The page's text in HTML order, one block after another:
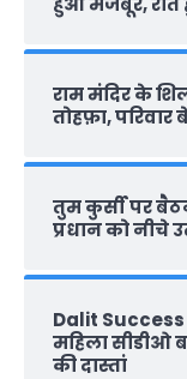
राम मंदिर के
तोहफ़ा,
तुम कुर्सी पर
प्रधान को नीचे
Dalit
महिला सीडीओ
की दास्‍तां